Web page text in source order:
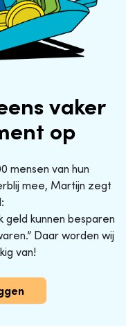
vaker
op
mensen van hun
mee, Martijn zegt
geld kunnen besparen
Daar worden wij
van!